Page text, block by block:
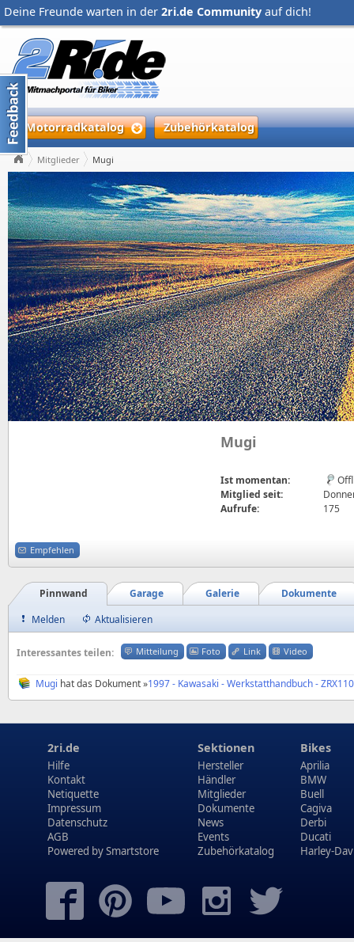
Deine Freunde warten in der 2ri.de Community auf dich!
Motorradkatalog Zubehörkatalog
Mitglieder Mugi
Mugi
Ist momentan:
Mitglied seit:
Aufrufe:
175
Empfehlen
Dokumente
Galerie
Garage
Pinnwand
Melden
Aktualisieren
Interessantes teilen: Mitteilung Foto Link Video
Mugi hat das Dokument »1997 - Kawasaki - Werkstatthandbuch -
2ri.de
Hilfe
Kontakt
Netiquette
Impressum
Datenschutz
AGB
Powered bySmartstore
Sektionen
Hersteller
Händler
Mitglieder
Dokumente
News
Events
Zubehörkatalog
Bikes
Aprilia
BMW
Buell
Cagiva
Derbi
Ducati
Harley-